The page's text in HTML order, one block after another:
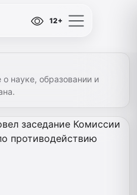
12+
науке, образовании и